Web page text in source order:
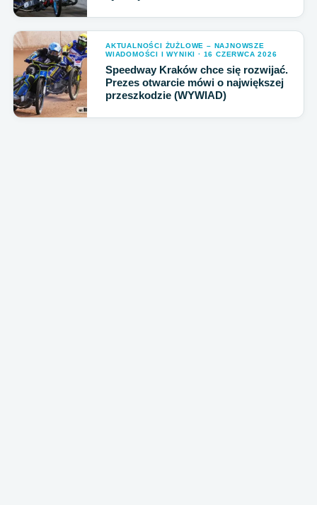
AKTUALNOŚCI ŻUŻLOWE – NAJNOWSZE
WIADOMOŚCI I WYNIKI · 16 CZERWCA 2026
Speedway Kraków chce się rozwijać.
Prezes otwarcie mówi o największej
przeszkodzie (WYWIAD)